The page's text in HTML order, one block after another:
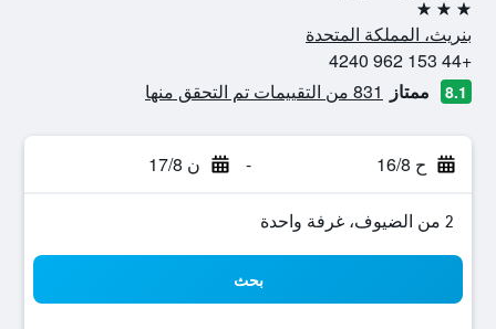
3 نجوم
بنريث، المملكة المتحدة
+44 153 962 4240
8.1 ممتاز 831 من التقييمات تم التحقق منها
ح 16/8 - ن 17/8
2 من الضيوف، غرفة واحدة
بحث